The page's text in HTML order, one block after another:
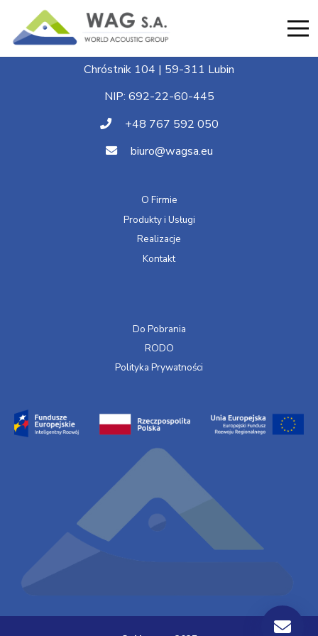
World Acoustic Group S.A.
Chróstnik 104 | 59-311 Lubin
NIP: 692-22-60-445
+48 767 592 050
biuro@wagsa.eu
O Firmie
Produkty i Usługi
Realizacje
Kontakt
Do Pobrania
RODO
Polityka Prywatności